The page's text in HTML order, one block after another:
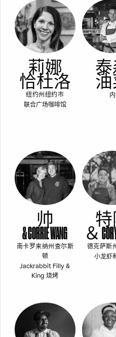
莉娜
恰杜洛
纽约州纽约市
联合广场咖啡馆
油
内
帅
& CORRIE WANG
南卡罗来纳州查尔斯
顿
Jackrabbit Filly &
King 烧烤
＆ CORY
德克萨斯
小龙虾